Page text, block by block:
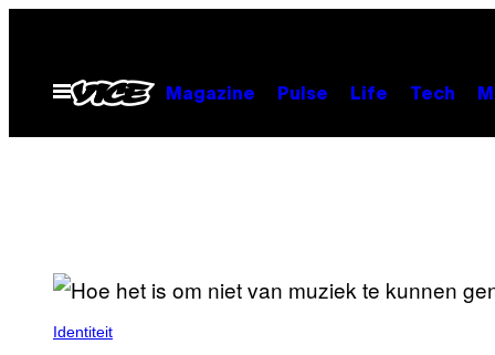
Open
menu
Magazine Pulse Life Tech
Identiteit